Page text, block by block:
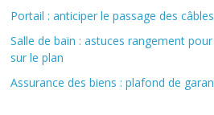
Portail : anticiper le passage des
Salle de bain : astuces rangement
sur le plan
Assurance des biens : plafond de